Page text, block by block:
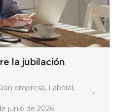
la jubilación
empresa, Laboral,
junio de 2026